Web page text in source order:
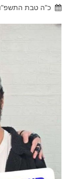
כ"ה טבת התשפ"ו, 14.01.2026,